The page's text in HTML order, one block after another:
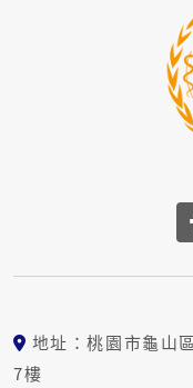
地址：桃園市龜山
7樓